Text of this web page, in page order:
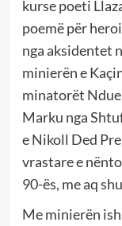
kurse poeti
poemë për
nga aksidentet
minierën e
minatorët Ndue
Marku nga
e Nikoll Ded
vrastare e
90-ës, me aq
Me minierën